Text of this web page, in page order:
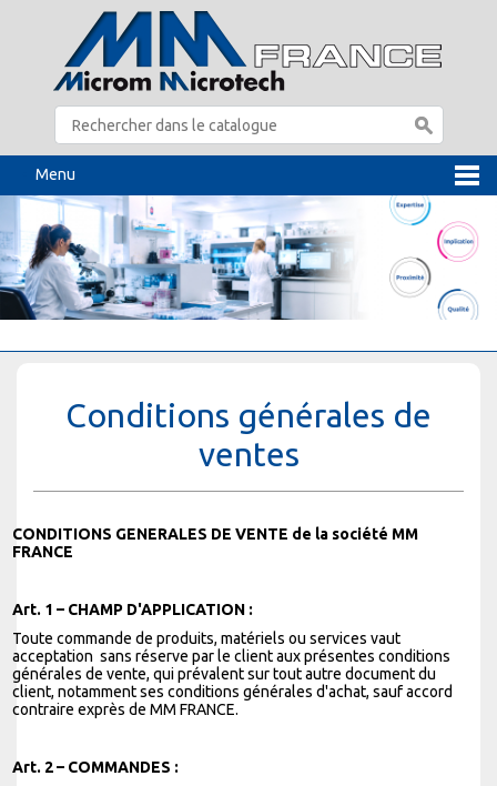
Menu
Conditions générales de
ventes
CONDITIONS GENERALES DE VENTE de la société MM
FRANCE
Art. 1 – CHAMP D'APPLICATION :
Toute commande de produits, matériels ou services vaut
acceptation sans réserve par le client aux présentes conditions
générales de vente, qui prévalent sur tout autre document du
client, notamment ses conditions générales d'achat, sauf accord
contraire exprès de MM FRANCE.
Art. 2 – COMMANDES :